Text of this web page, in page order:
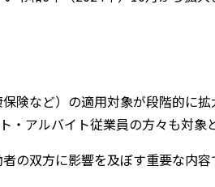
険など）の適用対象が段階的に
・アルバイト従業員の方々も対象
の双方に影響を及ぼす重要な内